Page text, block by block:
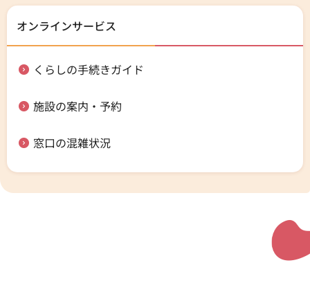
オンラインサービス
くらしの手続きガイド
施設の案内・予約
窓口の混雑状況